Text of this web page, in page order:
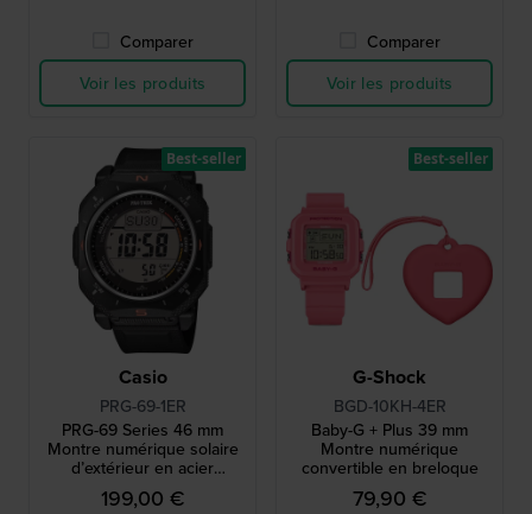
Comparer
Voir les produits
Comparer
Voir les produits
Casio
PRG-69-1ER
PRG-69 Series 46 mm
Montre numérique solaire
d’extérieur en acier
inoxydable et biosourcé.
199,00 €
Best-seller
G-Shock
BGD-10KH-4ER
Baby-G + Plus 39 mm
Montre numérique
convertible en breloque
79,90 €
Best-seller